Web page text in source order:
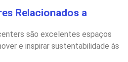
Relacionados a
são excelentes espaços
e inspirar sustentabilidade às